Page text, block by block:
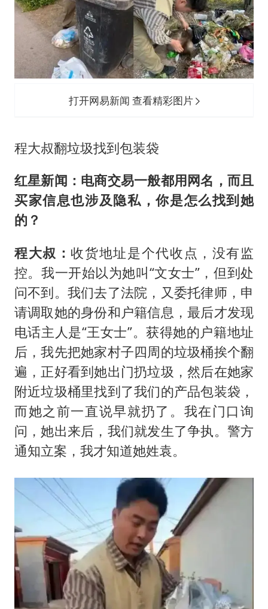
打开网易新闻 查看精彩图片
程大叔翻垃圾找到包装袋
红星新闻：电商交易一般都用网名，而且
买家信息也涉及隐私，你是怎么找到她
的？
程大叔： 收货地址是个代收点，没有监
控。我一开始以为她叫“文女士”，但到处
问不到。我们去了法院，又委托律师，申
请调取她的身份和户籍信息，最后才发现
电话主人是“王女士”。获得她的户籍地址
后，我先把她家村子四周的垃圾桶挨个翻
遍，正好看到她出门扔垃圾，然后在她家
附近垃圾桶里找到了我们的产品包装袋，
而她之前一直说早就扔了。我在门口询
问，她出来后，我们就发生了争执。警方
通知立案，我才知道她姓袁。